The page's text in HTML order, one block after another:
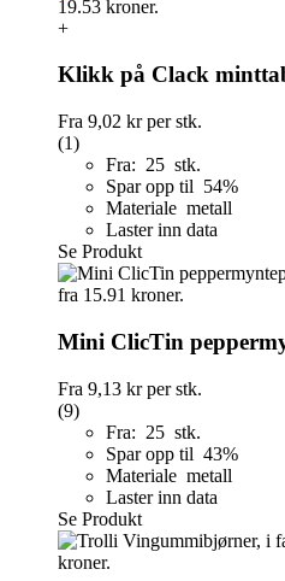
+
Klikk på Clack
Fra 9,02 krper stk.
(1)
Fra: 25 stk.
Spar opp til 54%
Materiale metall
Laster inn data
Se Produkt
Mini ClicTin
Fra 9,13 krper stk.
(9)
Fra: 25 stk.
Spar opp til 43%
Materiale metall
Laster inn data
Se Produkt